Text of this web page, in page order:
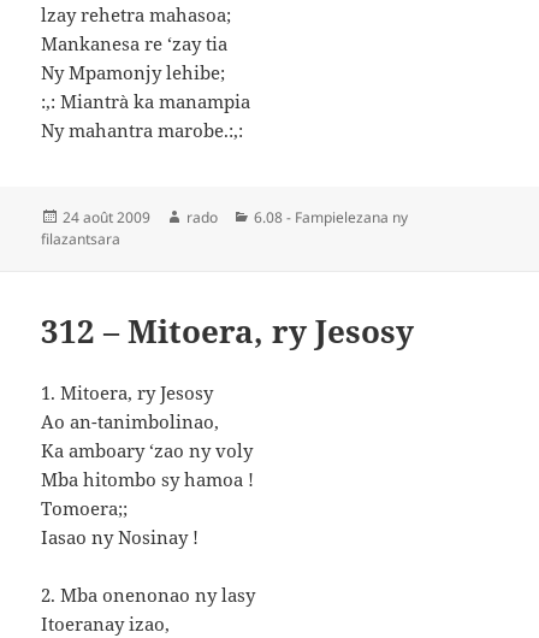
lzay rehetra mahasoa;
Mankanesa re ‘zay tia
Ny Mpamonjy lehibe;
:,: Miantrà ka manampia
Ny mahantra marobe.:,:
Publié
le
24 août 2009 Auteur
rado Catégories
6.08 - Fampielezana ny
filazantsara
312 – Mitoera, ry Jesosy
1. Mitoera, ry Jesosy
Ao an-tanimbolinao,
Ka amboary ‘zao ny voly
Mba hitombo sy hamoa !
Tomoera;;
Iasao ny Nosinay !
2. Mba onenonao ny lasy
Itoeranay izao,